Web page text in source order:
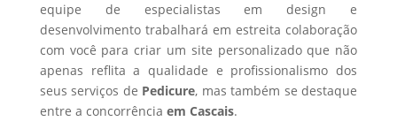
equipe de especialistas em design e
desenvolvimento trabalhará em estreita colaboração
com você para criar um site personalizado que não
apenas reflita a qualidade e profissionalismo dos
seus serviços de Pedicure, mas também se destaque
entre a concorrência em Cascais.